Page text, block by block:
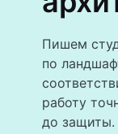
Пишем
по
работу
до защиты.